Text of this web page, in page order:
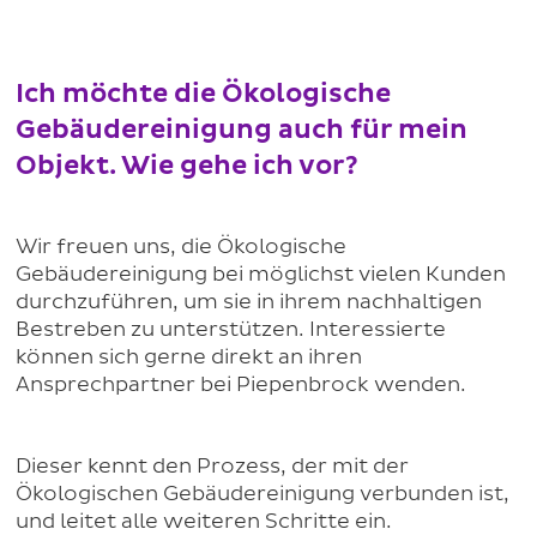
Ich möchte die Ökologische
Gebäudereinigung auch für mein
Objekt. Wie gehe ich vor?
Wir freuen uns, die Ökologische
Gebäudereinigung bei möglichst vielen Kunden
durchzuführen, um sie in ihrem nachhaltigen
Bestreben zu unterstützen. Interessierte
können sich gerne direkt an ihren
Ansprechpartner bei Piepenbrock wenden.
Dieser kennt den Prozess, der mit der
Ökologischen Gebäudereinigung verbunden ist,
und leitet alle weiteren Schritte ein.